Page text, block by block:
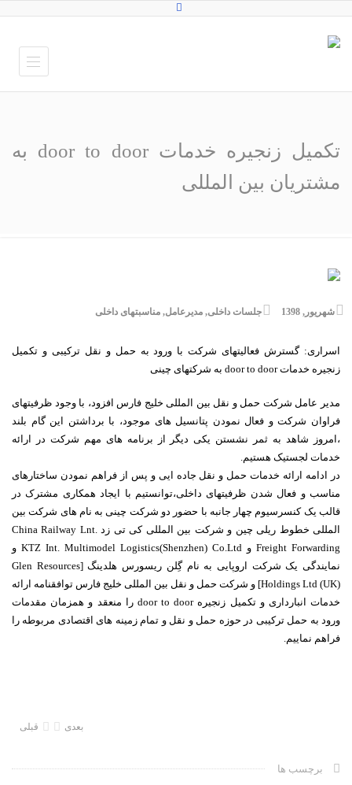
تکمیل زنجیره خدمات door to door به
مشتریان بین المللى
شهریور, 1398 جلسات داخلی, مدیرعامل, مناسبتهای داخلی
اسرارى: گسترش فعالیتهاى شرکت با ورود به حمل و نقل ترکیبى و تکمیل
زنجیره خدمات door to door به شرکتهاى چینى
مدیر عامل شرکت حمل و نقل بین المللى خلیج فارس افزود، با وجود ظرفیتهاى
فراوان شرکت و فعال نمودن پتانسیل هاى موجود، با برداشتن این گام بلند
،امروز شاهد به ثمر نشستن یکى دیگر از برنامه هاى مهم شرکت در ارائه
خدمات لجستیک هستیم.
در ادامه ارائه خدمات حمل و نقل جاده ایى و پس از فراهم نمودن ساختارهاى
مناسب و فعال شدن ظرفیتهاى داخلى،توانستیم با ایجاد همکارى مشترک در
قالب یک کنسرسیوم چهار جانبه با حضور دو شرکت چینى به نام هاى شرکت بین
المللى خطوط ریلى چین و شرکت بین المللى کى تى زد China Railway Lnt.
Freight Forwarding و KTZ Int. Multimodel Logistics(Shenzhen) Co.Ltd و
نمایندگی یک شرکت اروپایی به نام گِلن ریسورس هلدینگ [Glen Resources
Holdings Ltd (UK)] و شرکت حمل و نقل بین المللی خلیج فارس توافقنامه ارائه
خدمات انباردارى و تکمیل زنجیره door to door را منعقد و همزمان مقدمات
ورود به حمل ترکیبى در حوزه حمل و نقل و تمام زمینه هاى اقتصادى مربوطه را
فراهم نماییم.
قبلی بعدی
برچسب ها